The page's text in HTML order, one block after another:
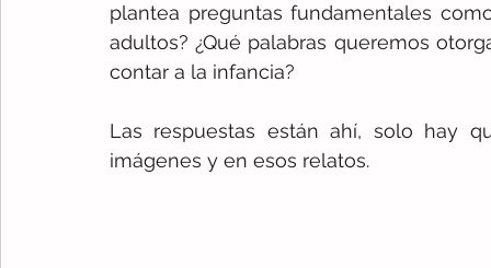
plantea preguntas fundamentales
adultos? ¿Qué palabras queremos
contar a la infancia?
Las respuestas están ahí, solo hay
imágenes y en esos relatos.